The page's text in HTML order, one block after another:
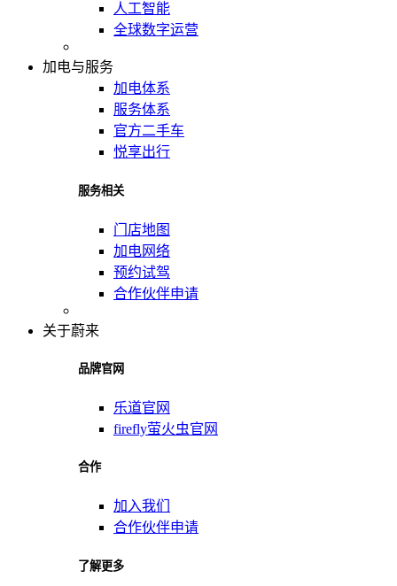
人工智能
全球数字运营
加电与服务
加电体系
服务体系
官方二手车
悦享出行
服务相关
门店地图
加电网络
预约试驾
合作伙伴申请
关于蔚来
品牌官网
乐道官网
firefly萤火虫官网
合作
加入我们
合作伙伴申请
了解更多